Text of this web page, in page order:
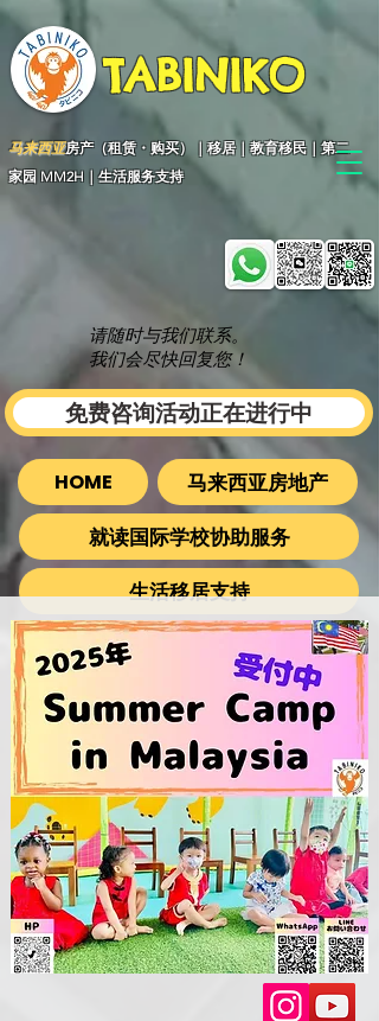
TABINIKO
马来西亚房产（租赁・购买）｜移居｜教育移民｜第二
家园 MM2H｜生活服务支持
请随时与我们联系。
我们会尽快回复您！
免费咨询活动正在进行中
HOME
马来西亚房地产
就读国际学校协助服务
生活移居支持